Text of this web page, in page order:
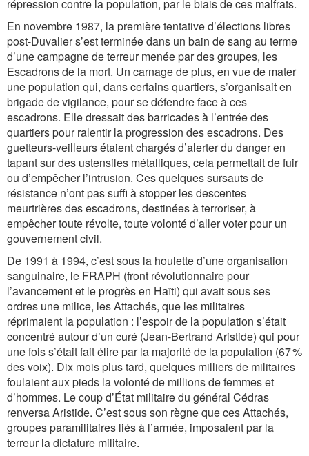
répression contre la population, par le biais de ces malfrats.
En novembre 1987, la première tentative d’élections libres
post-Duvalier s’est terminée dans un bain de sang au terme
d’une campagne de terreur menée par des groupes, les
Escadrons de la mort. Un carnage de plus, en vue de mater
une population qui, dans certains quartiers, s’organisait en
brigade de vigilance, pour se défendre face à ces
escadrons. Elle dressait des barricades à l’entrée des
quartiers pour ralentir la progression des escadrons. Des
guetteurs-veilleurs étaient chargés d’alerter du danger en
tapant sur des ustensiles métalliques, cela permettait de fuir
ou d’empêcher l’intrusion. Ces quelques sursauts de
résistance n’ont pas suffi à stopper les descentes
meurtrières des escadrons, destinées à terroriser, à
empêcher toute révolte, toute volonté d’aller voter pour un
gouvernement civil.
De 1991 à 1994, c’est sous la houlette d’une organisation
sanguinaire, le FRAPH (front révolutionnaire pour
l’avancement et le progrès en Haïti) qui avait sous ses
ordres une milice, les Attachés, que les militaires
réprimaient la population : l’espoir de la population s’était
concentré autour d’un curé (Jean-Bertrand Aristide) qui pour
une fois s’était fait élire par la majorité de la population (67 %
des voix). Dix mois plus tard, quelques milliers de militaires
foulaient aux pieds la volonté de millions de femmes et
d’hommes. Le coup d’État militaire du général Cédras
renversa Aristide. C’est sous son règne que ces Attachés,
groupes paramilitaires liés à l’armée, imposaient par la
terreur la dictature militaire.